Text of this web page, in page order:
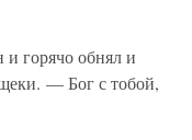
горячо обнял и
— Бог с тобой,